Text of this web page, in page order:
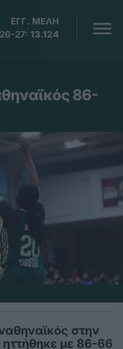
ΕΓΓ. ΜΕΛΗ
27: 13.124
86-
στην
με 86-66